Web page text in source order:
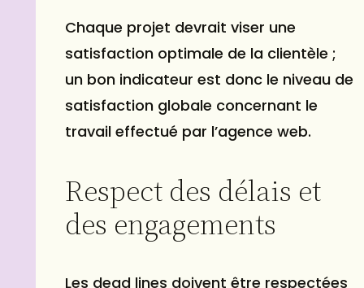
Chaque projet devrait viser une
satisfaction optimale de la clientèle ;
un bon indicateur est donc le niveau de
satisfaction globale concernant le
travail effectué par l’agence web.
Respect des délais et
des engagements
Les dead lines doivent être respectées